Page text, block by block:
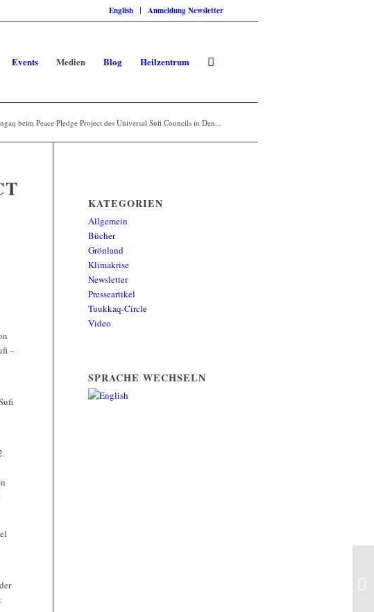
English Anmeldung Newsletter
Events Medien Blog Heilzentrum
beim Peace Pledge Project des Universal Sufi Councils in Den...
–
KATEGORIEN
Allgemein
Bücher
Grönland
Klimakrise
Newsletter
Presseartikel
Tuukkaq-Circle
Video
SPRACHE WECHSELN